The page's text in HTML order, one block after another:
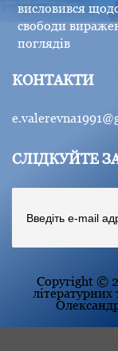
висловився
свободи
поглядів
КОНТАКТИ
СЛІДКУЙТЕ
Copyright ©
літературних